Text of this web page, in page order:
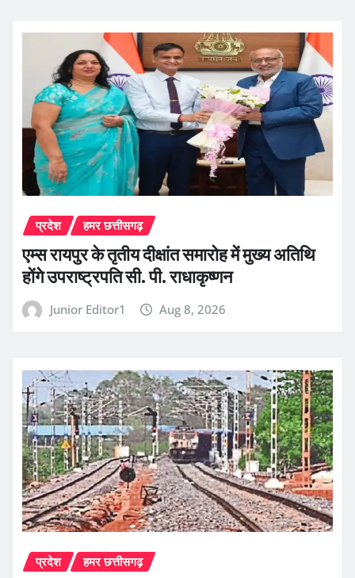
प्रदेश हमर छत्तीसगढ़
एम्स रायपुर के तृतीय दीक्षांत समारोह में मुख्य अतिथि
होंगे उपराष्ट्रपति सी. पी. राधाकृष्णन
Junior Editor1 Aug 8, 2026
प्रदेश हमर छत्तीसगढ़